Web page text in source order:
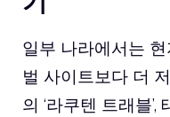
일부 나라에서는
벌 사이트보다 더
의 ‘라쿠텐 트래블’,